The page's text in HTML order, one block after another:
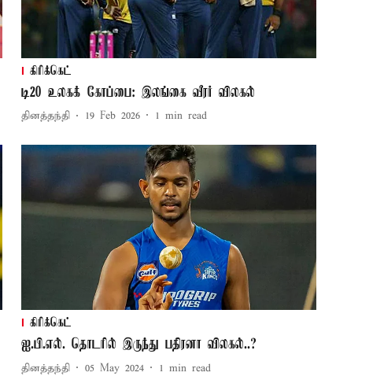
கிரிக்கெட்
டி20 உலகக் கோப்பை: இலங்கை வீரர் விலகல்
தினத்தந்தி 19 Feb 2026 1 min read
கிரிக்கெட்
ஐ.பி.எல். தொடரில் இருந்து பதிரனா விலகல்..?
தினத்தந்தி 05 May 2024 1 min read